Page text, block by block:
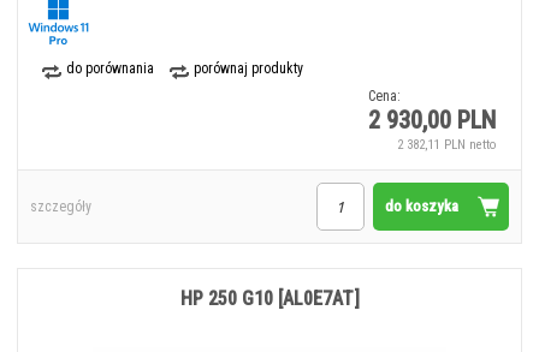
do porównania
porównaj produkty
Cena:
2 930,00 PLN
2 382,11 PLN netto
do koszyka
szczegóły
HP 250 G10 [AL0E7AT]